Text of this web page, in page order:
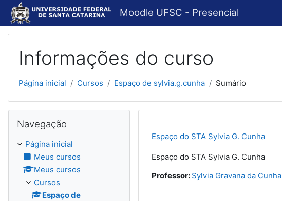
Ir para o conteúdo principal
Moodle UFSC - Presencial
Informações do curso
Página inicial Cursos Espaço de sylvia.g.cunha Sumário
Espaço do STA Sylvia G. Cunha
Espaço do STA Sylvia G. Cunha
Professor: Sylvia Gravana da Cunha
Navegação
Página inicial
Meus cursos
Meus cursos
Cursos
Espaço de